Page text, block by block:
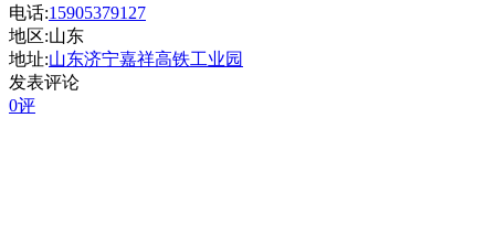
电话:15905379127
地区:山东
地址:山东济宁嘉祥高铁工业园
发表评论
0评